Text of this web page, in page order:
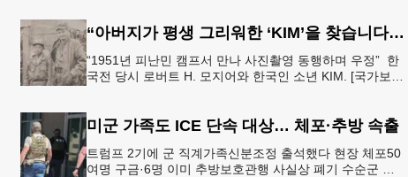
“아버지가 평생 그리워한 ‘KIM’을 찾습니다” 한국전 종군기자의 ‘마지막 소원’
“1951년 피난민 캠프서 만나 사진촬영 동행하며 우정” 한
국전 당시 로버트 H. 모지어와 한국인 소년 KIM. [국가보훈
미군 가족도 ICE 단속 대상… 체포·추방 속출
트럼프 2기에 군 직계가족신분조정 출석했다 현장 체포50
여명 구금·6명 이미 추방보호관행 사실상 폐기 수순군 전